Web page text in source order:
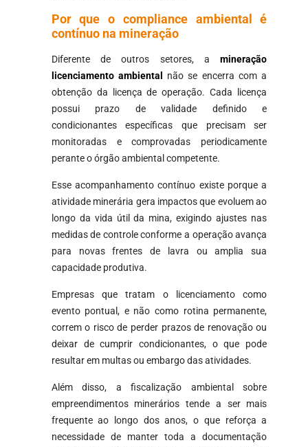
Por que o compliance ambiental é
contínuo na mineração
Diferente de outros setores, amineração
licenciamento ambiental
não se encerra com a
obtenção da licença de operação. Cada licença
possui prazo de validade definido e
condicionantes específicas que precisam ser
monitoradas e comprovadas periodicamente
perante o órgão ambiental competente.
Esse acompanhamento contínuo existe porque a
atividade minerária gera impactos que evoluem ao
longo da vida útil da mina, exigindo ajustes nas
medidas de controle conforme a operação avança
para novas frentes de lavra ou amplia sua
capacidade produtiva.
Empresas que tratam o licenciamento como
evento pontual, e não como rotina permanente,
correm o risco de perder prazos de renovação ou
deixar de cumprir condicionantes, o que pode
resultar em multas ou embargo das atividades.
Além disso, a fiscalização ambiental sobre
empreendimentos minerários tende a ser mais
frequente ao longo dos anos, o que reforça a
necessidade de manter toda a documentação